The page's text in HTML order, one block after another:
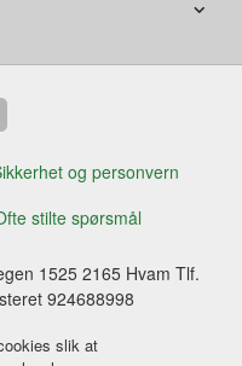
og personvern
stilte spørsmål
1525 2165 Hvam Tlf.
924688998
slik at